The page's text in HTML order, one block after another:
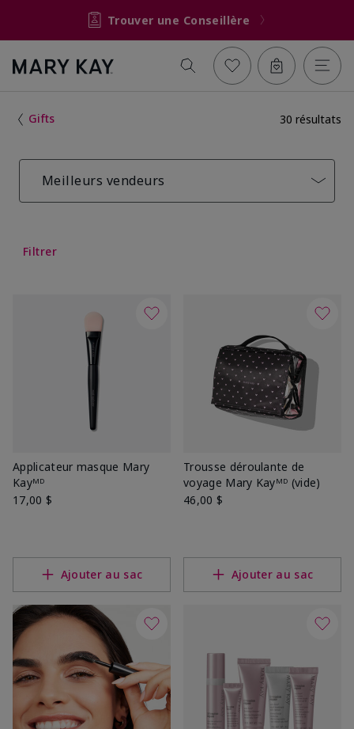
Trouver une Conseillère
Gifts 30 résultats
Meilleurs vendeurs
Filtrer
Applicateur masque Mary
Kayᴹᴰ
17,00 $
Ajouter au sac
Trousse déroulante de
voyage Mary Kayᴹᴰ (vide)
46,00 $
Ajouter au sac